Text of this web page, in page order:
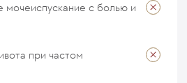
мочеиспускание с болью и
при частом